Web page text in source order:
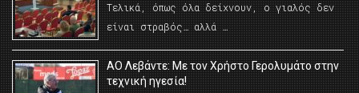
Τελικά, όπως όλα δείχνουν, ο γιαλός δεν
είναι στραβός… αλλά …
ΑΟ Λεβάντε: Με τον Χρήστο Γερολυμάτο στην
τεχνική ηγεσία!